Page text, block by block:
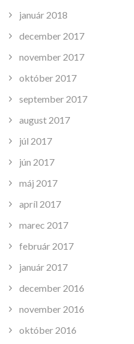
január 2018
december 2017
november 2017
október 2017
september 2017
august 2017
júl 2017
jún 2017
máj 2017
apríl 2017
marec 2017
február 2017
január 2017
december 2016
november 2016
október 2016